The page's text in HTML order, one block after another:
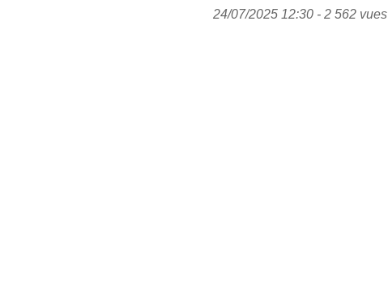
24/07/2025 12:30 - 2 562 vues